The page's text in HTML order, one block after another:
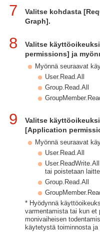
7
Valitse kohdasta
Graph].
8
Valitse
permissions] ja
Myönnä seuraavat
User.Read.All
Group.Read.All
9
Valitse
[Application
Myönnä seuraavat
User.Read.All
tai poistetaan
Group.Read.All
* Hyödynnä
varmentamista tai kun et
monivaiheisen
käytetystä toiminnosta